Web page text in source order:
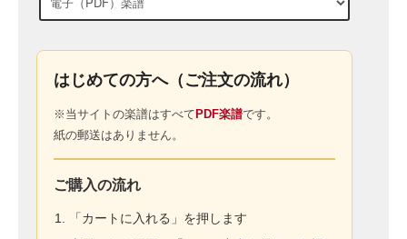
はじめての方へ（ご注文の流れ）
※当サイトの楽譜はすべてPDF楽譜です。
紙の郵送はありません。
ご購入の流れ
「カートに入れる」を押します